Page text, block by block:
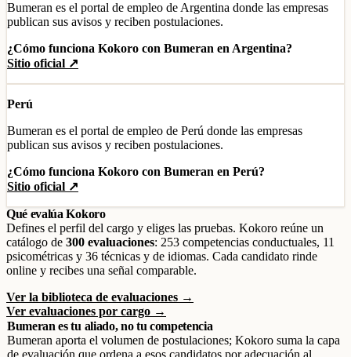
Bumeran es el portal de empleo de Argentina donde las empresas
publican sus avisos y reciben postulaciones.
¿Cómo funciona Kokoro con Bumeran en Argentina?
Sitio oficial ↗
Perú
Bumeran es el portal de empleo de Perú donde las empresas
publican sus avisos y reciben postulaciones.
¿Cómo funciona Kokoro con Bumeran en Perú?
Sitio oficial ↗
Qué evalúa Kokoro
Defines el perfil del cargo y eliges las pruebas. Kokoro reúne un
catálogo de 300 evaluaciones: 253 competencias conductuales, 11
psicométricas y 36 técnicas y de idiomas. Cada candidato rinde
online y recibes una señal comparable.
Ver la biblioteca de evaluaciones →
Ver evaluaciones por cargo →
Bumeran es tu aliado, no tu competencia
Bumeran aporta el volumen de postulaciones; Kokoro suma la capa
de evaluación que ordena a esos candidatos por adecuación al